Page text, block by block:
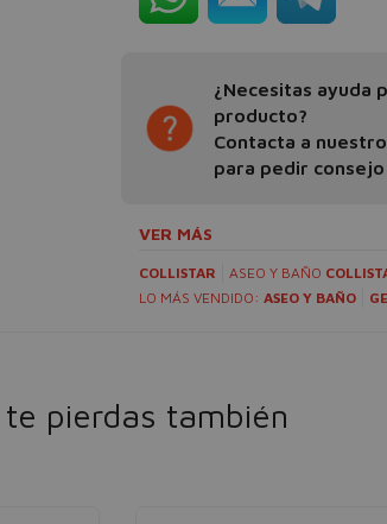
¿Necesitas ayuda
producto?
Contacta a
para pedir consejo
VER MÁS
COLLISTAR ASEO Y BAÑO
LO MÁS VENDIDO: ASEO Y BAÑO
te pierdas también